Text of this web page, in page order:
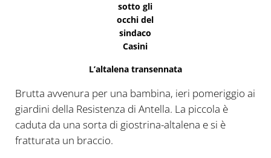
sotto gli
occhi del
sindaco
Casini
L’altalena transennata
Brutta avvenura per una bambina, ieri pomeriggio ai
giardini della Resistenza di Antella. La piccola è
caduta da una sorta di giostrina-altalena e si è
fratturata un braccio.